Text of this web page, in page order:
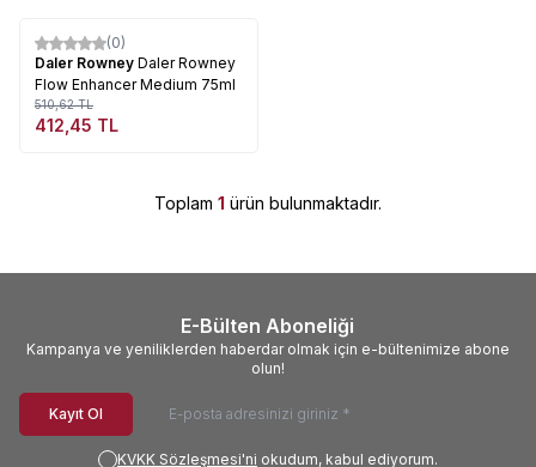
%19
(0)
Daler Rowney Daler Rowney
Flow Enhancer Medium 75ml
510,62TL
412,45 TL
Toplam 1 ürün bulunmaktadır.
E-Bülten Aboneliği
Kampanya ve yeniliklerden haberdar olmak için e-bültenimize abone
olun!
Kayıt Ol
KVKK Sözleşmesi'ni okudum, kabul ediyorum.